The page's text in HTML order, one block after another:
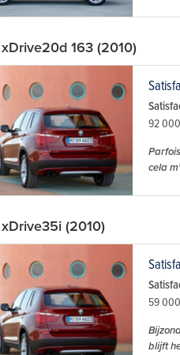
163 (2010)
92
cela
(2010)
59
blijft